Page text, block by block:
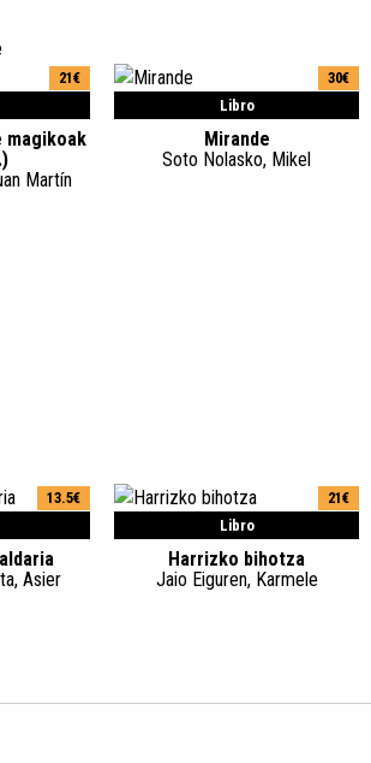
21€
magikoak
Martín
Libro
30€
Mirande
Soto Nolasko, Mikel
13.5€
Asier
Libro
21€
Harrizko bihotza
Jaio Eiguren, Karmele